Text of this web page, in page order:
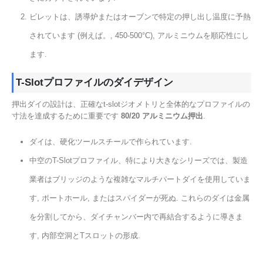
ビレットは、誘導炉またはオーブンで特定の押し出し温度に予熱
されています (例えば。, 450-500°C), アルミニウムを順応性にし
ます.
T-Slotプロファイルのダイデザイン
押出ダイの設計は、正確なt-slotジオメトリと全体的なプロファイルの
寸法を達成するために重要です 80/20 アルミニウム押出
ダイは、硬化ツールスチールで作られています.
中空のT-Slotプロファイル、特により大きなシリーズでは、製造
業者はブリッジのような複雑なマルチパートダイを使用していま
す, ポートホール, またはスパイダーが死ぬ. これらのダイは金属
を分割してから、ダイチャンバー内で再結合するように導きま
す, 内部空洞とTスロットの形成.